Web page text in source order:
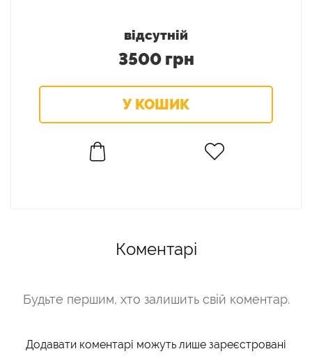
відсутній
3500 грн
Коментарі
Будьте першим, хто залишить свій коментар.
Додавати коментарі можуть лише зареєстровані